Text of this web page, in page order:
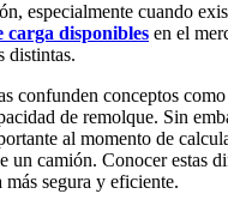
especialmente cuando
carga disponibles en el
distintas.
confunden conceptos
de remolque. Sin
al momento de
un camión. Conocer estas
segura y eficiente.